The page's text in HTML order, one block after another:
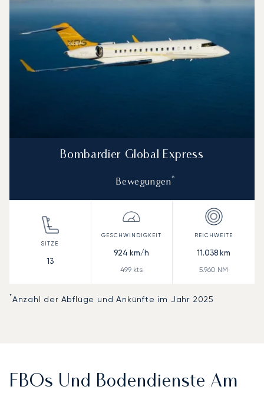
Bombardier Global Express
Bewegungen*
13
924 km/h
499 kts
11.038 km
5.960 NM
*Anzahl der Abflüge und Ankünfte im Jahr 2025
FBOs Und Bodendienste Am